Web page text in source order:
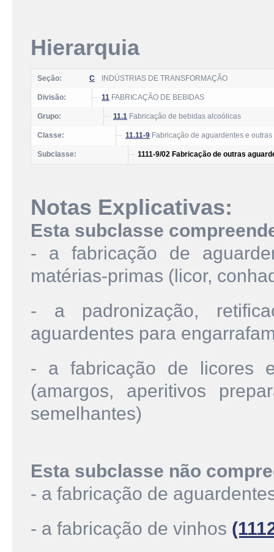
Hierarquia
Seção: C INDÚSTRIAS DE TRANSFORMAÇÃO
Divisão: 11 FABRICAÇÃO DE BEBIDAS
Grupo: 11.1 Fabricação de bebidas alcoólicas
Classe: 11.11-9 Fabricação de aguardentes e
Subclasse: 1111-9/02 Fabricação de outras
Notas Explicativas:
Esta subclasse
- a fabricação de
matérias-primas (licor,
- a padronização,
aguardentes para
- a fabricação de licores
(amargos, aperitivos
semelhantes)
Esta subclasse não
- a fabricação de
- a fabricação de vinhos